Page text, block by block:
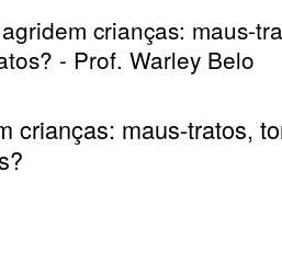
crianças: maus-
- Prof. Warley Belo
crianças: maus-tratos,